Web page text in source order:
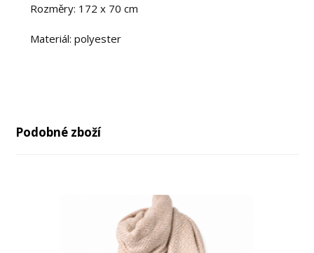
Rozměry: 172 x 70 cm
Materiál: polyester
Podobné zboží